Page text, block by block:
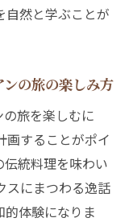
自然と学ぶことが
ンの旅の楽しみ方
旅を楽しむに
画することがポイ
統料理を味わい
スにまつわる逸話
体験になりま